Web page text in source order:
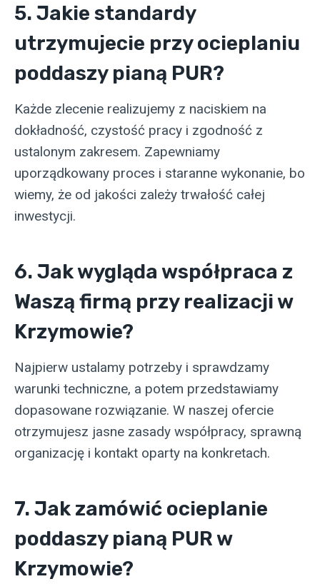
5. Jakie standardy
utrzymujecie przy ocieplaniu
poddaszy pianą PUR?
Każde zlecenie realizujemy z naciskiem na
dokładność, czystość pracy i zgodność z
ustalonym zakresem. Zapewniamy
uporządkowany proces i staranne wykonanie, bo
wiemy, że od jakości zależy trwałość całej
inwestycji.
6. Jak wygląda współpraca z
Waszą firmą przy realizacji w
Krzymowie?
Najpierw ustalamy potrzeby i sprawdzamy
warunki techniczne, a potem przedstawiamy
dopasowane rozwiązanie. W naszej ofercie
otrzymujesz jasne zasady współpracy, sprawną
organizację i kontakt oparty na konkretach.
7. Jak zamówić ocieplanie
poddaszy pianą PUR w
Krzymowie?